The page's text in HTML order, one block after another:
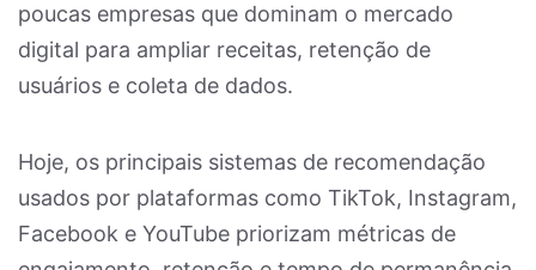
poucas empresas que dominam o mercado
digital para ampliar receitas, retenção de
usuários e coleta de dados.
Hoje, os principais sistemas de recomendação
usados por plataformas como TikTok, Instagram,
Facebook e YouTube priorizam métricas de